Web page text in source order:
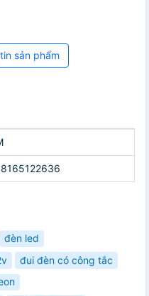
sản phẩm
đèn led
đui đèn có công tắc